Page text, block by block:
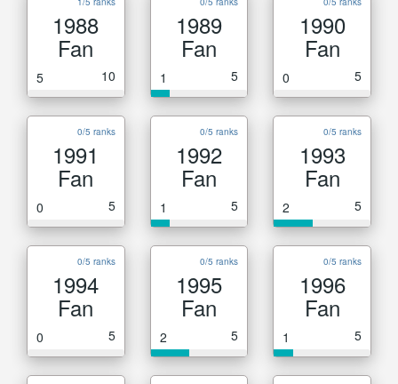
1988
Fan
5 10
1989
Fan
1 5
1990
Fan
0 5
0/5 ranks
1991
Fan
0 5
0/5 ranks
1992
Fan
1 5
0/5 ranks
1993
Fan
2 5
0/5 ranks
1994
Fan
0 5
0/5 ranks
1995
Fan
2 5
0/5 ranks
1996
Fan
1 5